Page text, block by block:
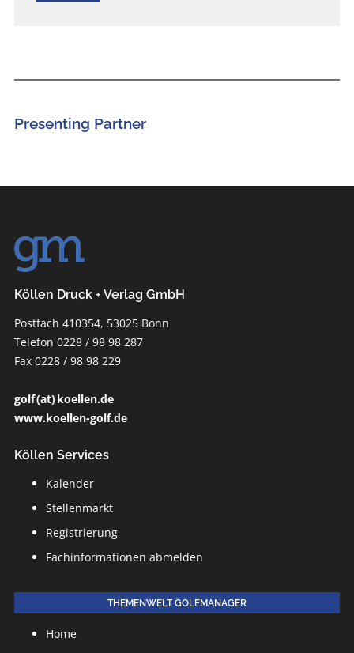
Presenting Partner
Köllen Druck + Verlag GmbH
Postfach 410354, 53025 Bonn
Telefon 0228 / 98 98 287
Fax 0228 / 98 98 229
golf (at) koellen.de
www.koellen-golf.de
Köllen Services
Kalender
Stellenmarkt
Registrierung
Fachinformationen abmelden
THEMENWELT GOLFMANAGER
Home